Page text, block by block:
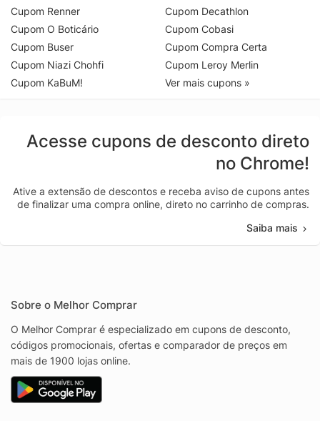
Cupom Renner
Cupom O Boticário
Cupom Buser
Cupom Niazi Chohfi
Cupom KaBuM!
Cupom Decathlon
Cupom Cobasi
Cupom Compra Certa
Cupom Leroy Merlin
Ver mais cupons »
Acesse cupons de desconto direto
no Chrome!
Ative a extensão de descontos e receba aviso de cupons antes
de finalizar uma compra online, direto no carrinho de compras.
Saiba mais
Sobre o Melhor Comprar
O Melhor Comprar é especializado em cupons de desconto,
códigos promocionais, ofertas e comparador de preços em
mais de 1900 lojas online.